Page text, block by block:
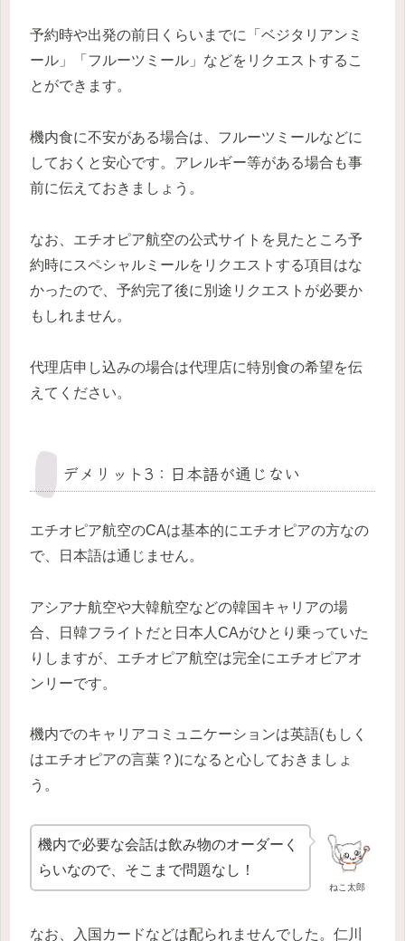
予約時や出発の前日くらいまでに「ベジタリアンミ
ール」「フルーツミール」などをリクエストするこ
とができます。
機内食に不安がある場合は、フルーツミールなどに
しておくと安心です。アレルギー等がある場合も事
前に伝えておきましょう。
なお、エチオピア航空の公式サイトを見たところ予
約時にスペシャルミールをリクエストする項目はな
かったので、予約完了後に別途リクエストが必要か
もしれません。
代理店申し込みの場合は代理店に特別食の希望を伝
えてください。
デメリット3：日本語が通じない
エチオピア航空のCAは基本的にエチオピアの方なの
で、日本語は通じません。
アシアナ航空や大韓航空などの韓国キャリアの場
合、日韓フライトだと日本人CAがひとり乗っていた
りしますが、エチオピア航空は完全にエチオピアオ
ンリーです。
機内でのキャリアコミュニケーションは英語(もしく
はエチオピアの言葉？)になると心しておきましょ
う。
ねこ太郎
機内で必要な会話は飲み物のオーダーく
らいなので、そこまで問題なし！
なお、入国カードなどは配られませんでした。仁川